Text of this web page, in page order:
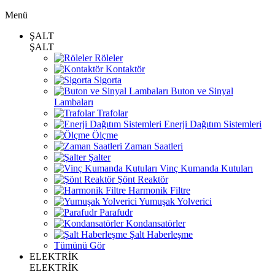
Menü
ŞALT
ŞALT
Röleler
Kontaktör
Sigorta
Buton ve Sinyal
Lambaları
Trafolar
Enerji Dağıtım Sistemleri
Ölçme
Zaman Saatleri
Şalter
Vinç Kumanda Kutuları
Şönt Reaktör
Harmonik Filtre
Yumuşak Yolverici
Parafudr
Kondansatörler
Şalt Haberleşme
Tümünü Gör
ELEKTRİK
ELEKTRİK